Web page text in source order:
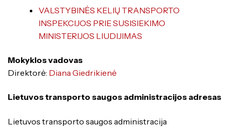
ES struktūriniai projektai
ERASMUS+
Kiti
VALSTYBINĖS KELIŲ TRANSPORTO
INSPEKCIJOS PRIE SUSISIEKIMO
MINISTERIJOS LIUDIJIMAS
Mokyklos vadovas
Direktorė: Diana Giedrikienė
Lietuvos transporto saugos administracijos adresas
Lietuvos transporto saugos administracija